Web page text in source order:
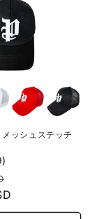
ッシュステッチ
ル